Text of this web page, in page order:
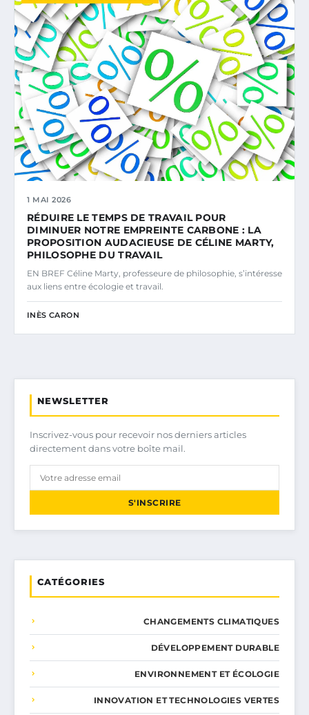
1 MAI 2026
RÉDUIRE LE TEMPS DE TRAVAIL POUR
DIMINUER NOTRE EMPREINTE CARBONE : LA
PROPOSITION AUDACIEUSE DE CÉLINE MARTY,
PHILOSOPHE DU TRAVAIL
EN BREF Céline Marty, professeure de philosophie, s’intéresse
aux liens entre écologie et travail.
INÈS CARON
NEWSLETTER
Inscrivez-vous pour recevoir nos derniers articles
directement dans votre boîte mail.
S'INSCRIRE
CATÉGORIES
CHANGEMENTS CLIMATIQUES
DÉVELOPPEMENT DURABLE
ENVIRONNEMENT ET ÉCOLOGIE
INNOVATION ET TECHNOLOGIES VERTES